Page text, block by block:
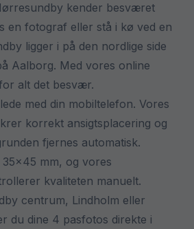
kender besværet
en fotograf eller stå i kø ved en
ligger i på den nordlige side
Aalborg. Med vores online
alt det besvær.
med din mobiltelefon. Vores
korrekt ansigtsplacering og
fjernes automatisk.
35×45 mm, og vores
kvaliteten manuelt.
centrum, Lindholm eller
du dine 4 pasfotos direkte i